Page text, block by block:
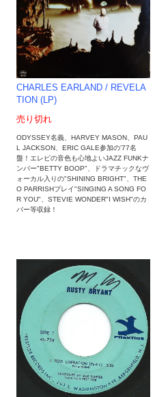
CHARLES EARLAND / REVELA
TION (LP)
売り切れ
ODYSSEY名義、HARVEY MASON、PAU
L JACKSON、ERIC GALE参加の'77名
盤！エレピの音色も心地よいJAZZ FUNKナ
ンバー"BETTY BOOP"、ドラマチックなヴ
ォーカル入りの"SHINING BRIGHT"、THE
O PARRISHプレイ"SINGING A SONG FO
R YOU"、STEVIE WONDER"I WISH"のカ
バー等収録！